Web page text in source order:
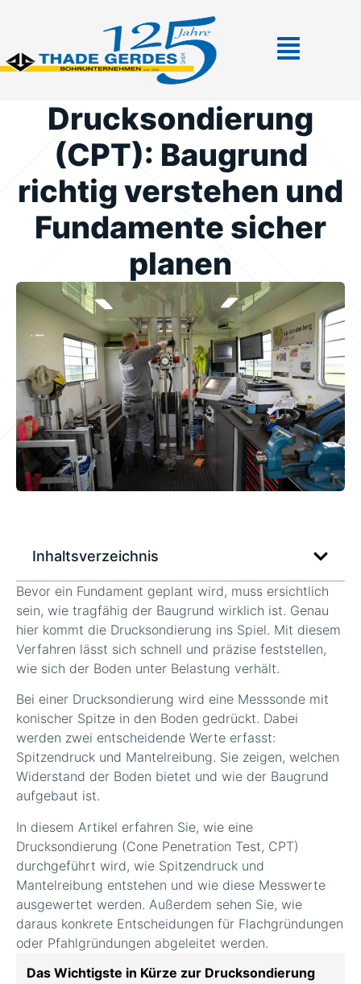
Drucksondierung
(CPT): Baugrund
richtig verstehen und
Fundamente sicher
planen
Inhaltsverzeichnis
Bevor ein Fundament geplant wird, muss ersichtlich
sein, wie tragfähig der Baugrund wirklich ist. Genau
hier kommt die Drucksondierung ins Spiel. Mit diesem
Verfahren lässt sich schnell und präzise feststellen,
wie sich der Boden unter Belastung verhält.
Bei einer Drucksondierung wird eine Messsonde mit
konischer Spitze in den Boden gedrückt. Dabei
werden zwei entscheidende Werte erfasst:
Spitzendruck und Mantelreibung. Sie zeigen, welchen
Widerstand der Boden bietet und wie der Baugrund
aufgebaut ist.
In diesem Artikel erfahren Sie, wie eine
Drucksondierung (Cone Penetration Test, CPT)
durchgeführt wird, wie Spitzendruck und
Mantelreibung entstehen und wie diese Messwerte
ausgewertet werden. Außerdem sehen Sie, wie
daraus konkrete Entscheidungen für Flachgründungen
oder Pfahlgründungen abgeleitet werden.
Das Wichtigste in Kürze zur Drucksondierung